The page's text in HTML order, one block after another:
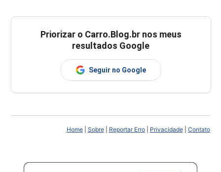
Priorizar o Carro.Blog.br nos meus
resultados Google
Seguir no Google
Home| Sobre| Reportar Erro| Privacidade| Contato